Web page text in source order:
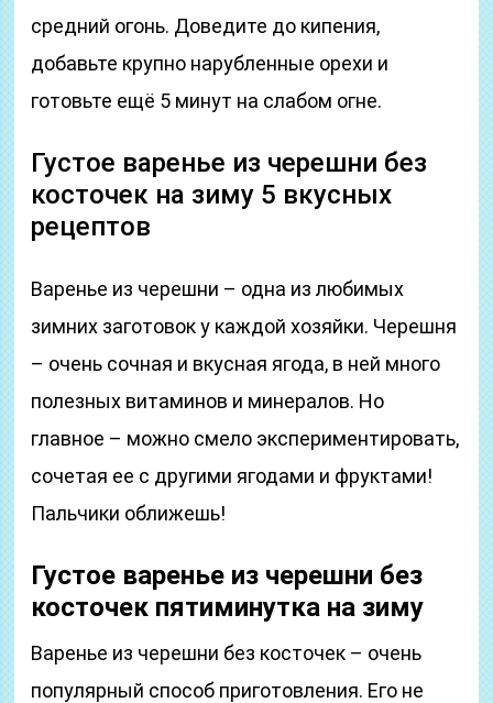
средний огонь. Доведите до кипения,
добавьте крупно нарубленные орехи и
готовьте ещё 5 минут на слабом огне.
Густое варенье из черешни без
косточек на зиму 5 вкусных
рецептов
Варенье из черешни – одна из любимых
зимних заготовок у каждой хозяйки. Черешня
– очень сочная и вкусная ягода, в ней много
полезных витаминов и минералов. Но
главное – можно смело экспериментировать,
сочетая ее с другими ягодами и фруктами!
Пальчики оближешь!
Густое варенье из черешни без
косточек пятиминутка на зиму
Варенье из черешни без косточек – очень
популярный способ приготовления. Его не